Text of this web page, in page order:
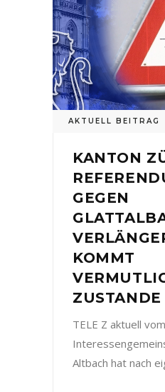
AKTUELL BEITRAG
KANTON
GEGEN
KOMMT
ZUSTANDE
TELE Z aktuell
Altbach hat nach